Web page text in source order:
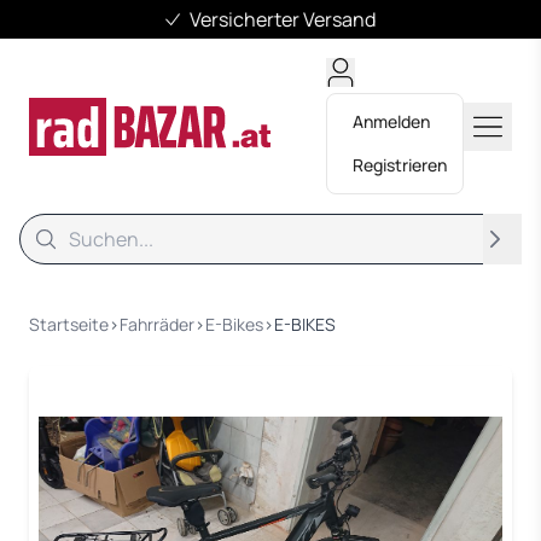
Versicherter Versand
Anmelden
Registrieren
Suche
Startseite›Fahrräder›E-Bikes›E-BIKES